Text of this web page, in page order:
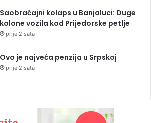
Saobraćajni kolaps u Banjaluci: Duge
kolone vozila kod Prijedorske petlje
prije 2 sata
Ovo je najveća penzija u Srpskoj
prije 2 sata